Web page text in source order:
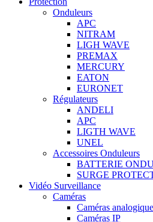
Onduleurs
APC
NITRAM
LIGH WAVE
PREMAX
MERCURY
EATON
EURONET
Régulateurs
ANDELI
APC
LIGTH WAVE
UNEL
Accessoires Onduleurs
BATTERIE
SURGE
Vidéo Surveillance
Caméras
Caméras
Caméras IP